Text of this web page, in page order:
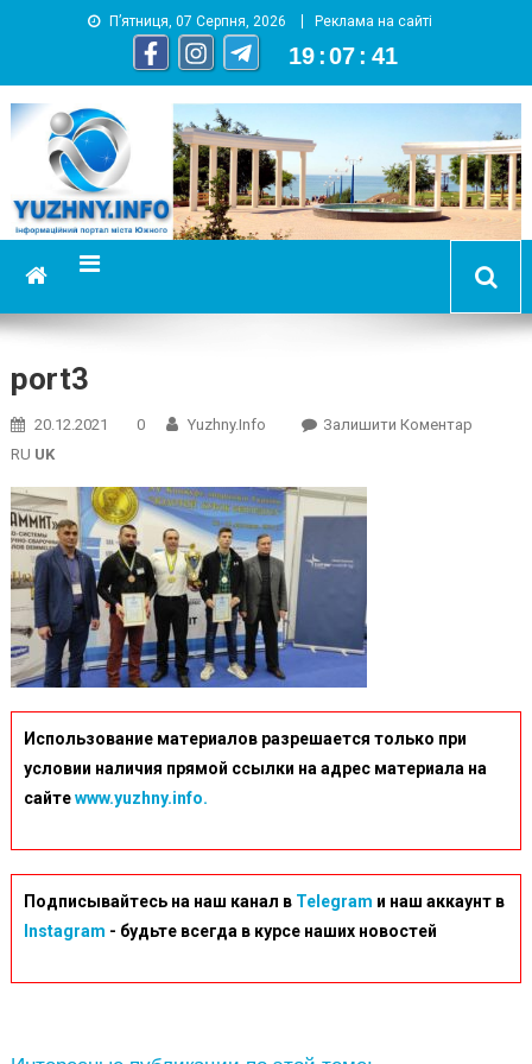
П’ятниця, 07 Серпня, 2026 Реклама на сайті
19 :07 : 41
YUZHNY.INFO
информационный портал города Южный
port3
20.12.2021 0 Yuzhny.info Залишити КоментарOn
RU UK
Использование материалов разрешается только при
условии наличия прямой ссылки на адрес материала на
сайтеwww.yuzhny.info.
Подписывайтесь на наш канал в Telegram и наш аккаунт в
Instagram - будьте всегда в курсе наших новостей